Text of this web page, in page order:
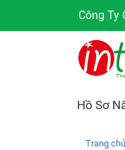
Công Ty
Hồ Sơ
Trang chủ